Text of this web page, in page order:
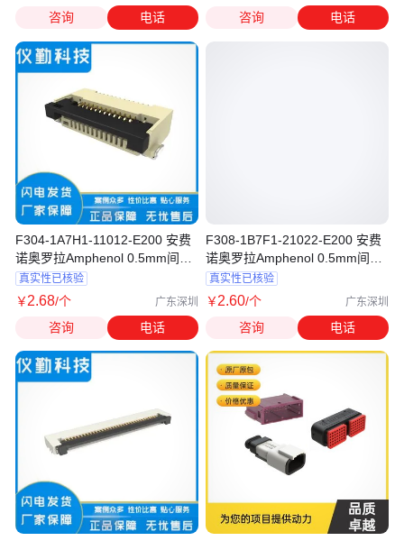
咨询 电话
F304-1A7H1-11012-E200 安费
诺奥罗拉Amphenol 0.5mm间距
FPC连接器
真实性已核验
￥2.68/个 广东深圳
咨询 电话
咨询 电话
F308-1B7F1-21022-E200 安费
诺奥罗拉Amphenol 0.5mm间距
FPC连接器
真实性已核验
￥2.60/个 广东深圳
咨询 电话